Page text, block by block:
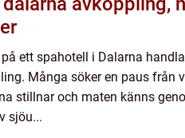
ett spahotell i Dalarna
Många söker en paus från
stillnar och maten känns
sjöu...